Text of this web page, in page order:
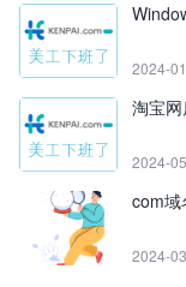
2024-
淘宝
2024-
com域
2024-